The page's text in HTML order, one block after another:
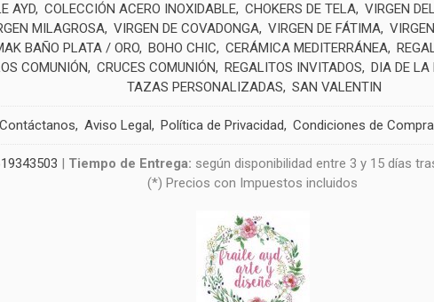
AYD COLECCIÓN ACERO INOXIDABLE CHOKERS DE TELA VIRGEN
MILAGROSA VIRGEN DE COVADONGA VIRGEN DE FÁTIMA
BAÑO PLATA / ORO BOHO CHIC CERÁMICA MEDITERRÁNEA
COMUNIÓN CRUCES COMUNIÓN REGALITOS INVITADOS DIA DE LA
TAZAS PERSONALIZADAS
SAN VALENTIN
Contáctanos Aviso Legal Política de Privacidad Condiciones de Compra
| Tiempo de Entrega: según disponibilidad entre 3 y 15 días
(*) Precios con Impuestos incluidos